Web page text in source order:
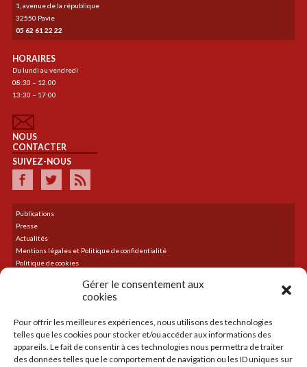
Gérer le consentement aux
cookies
Pour offrir les meilleures expériences, nous utilisons des technologies
telles que les cookies pour stocker et/ou accéder aux informations des
appareils. Le fait de consentir à ces technologies nous permettra de traiter
des données telles que le comportement de navigation ou les ID uniques sur
1, avenue de la république
32550 Pavie
05 62 61 22 22
HORAIRES
Du lundi au vendredi
08:30 – 12:00
13:30 – 17:00
NOUS
CONTACTER
SUIVEZ-NOUS
Publications
Presse
Actualités
Mentions légales et Politique de confidentialité
Politique de cookies
DERNIER TWEET
Le flux Twitter n’est pas disponible pour le moment.